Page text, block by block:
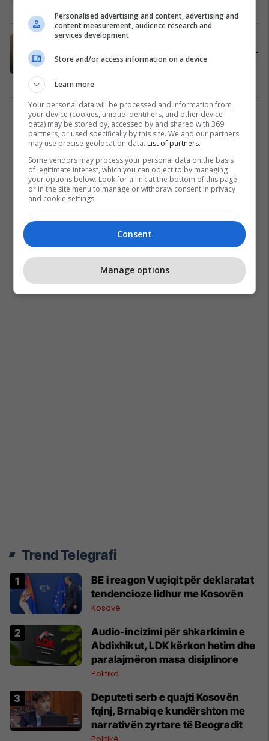
Në Delhi të Indisë mbyllen shkollat
dhe fakultet, shkak ajri tejet i ndotur
Azia
1
Trend Telegrafi
BE i reagon Vuçiqit për deklaratat
tendencioze lidhur me Kosovën
Kosovë
Audio-incizimi për shkarkimin e
Abdixhikut, LDK kërkon hetim dhe
paralajmëron masa disiplinore
Politikë
Deputeti serb e quajti Kosovën
fqinj, Brnabiq e kundërshton me
narrativën zyrtare të Beogradit
Personalised advertising and content, advertising and
content measurement, audience research and
services development
Store and/or access information on a device
Learn more
Your personal data will be processed and information from
your device (cookies, unique identifiers, and other device
data) may be stored by, accessed by and shared with 369
partners, or used specifically by this site. We and our partners
may use precise geolocation data. List of partners.
Some vendors may process your personal data on the basis
of legitimate interest, which you can object to by managing
your options below. Look for a link at the bottom of this page
or in the site menu to manage or withdraw consent in privacy
and cookie settings.
Consent
Manage options